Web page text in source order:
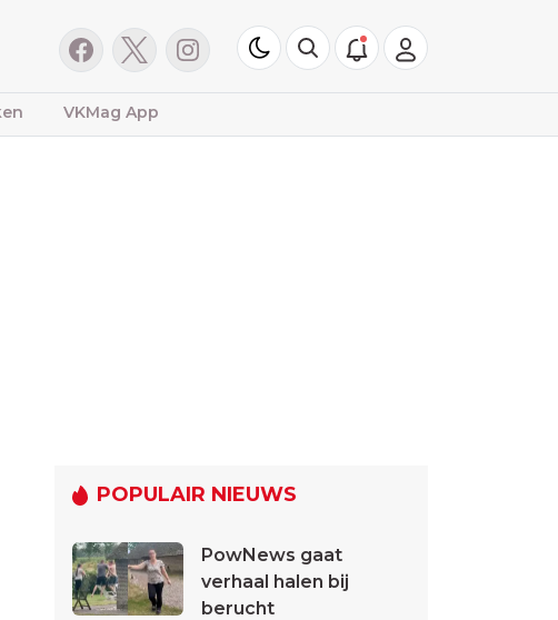
VKMag App
POPULAIR NIEUWS
PowNews gaat
verhaal halen bij
berucht